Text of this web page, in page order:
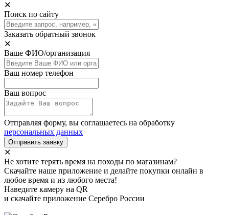
✕
Поиск по сайту
Заказать обратный звонок
✕
Ваше ФИО/организация
Ваш номер телефон
Ваш вопрос
Отправляя форму, вы соглашаетесь на обработку
персональных данных
Отправить заявку
✕
Не хотите терять время на походы по магазинам?
Скачайте наше приложение и делайте покупки онлайн в
любое время и из любого места!
Наведите камеру на QR
и скачайте приложение Серебро России